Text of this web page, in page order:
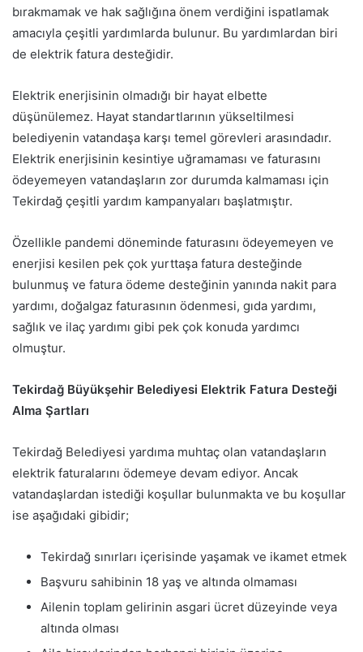
bırakmamak ve hak sağlığına önem verdiğini ispatlamak
amacıyla çeşitli yardımlarda bulunur. Bu yardımlardan biri
de elektrik fatura desteğidir.
Elektrik enerjisinin olmadığı bir hayat elbette
düşünülemez. Hayat standartlarının yükseltilmesi
belediyenin vatandaşa karşı temel görevleri arasındadır.
Elektrik enerjisinin kesintiye uğramaması ve faturasını
ödeyemeyen vatandaşların zor durumda kalmaması için
Tekirdağ çeşitli yardım kampanyaları başlatmıştır.
Özellikle pandemi döneminde faturasını ödeyemeyen ve
enerjisi kesilen pek çok yurttaşa fatura desteğinde
bulunmuş ve fatura ödeme desteğinin yanında nakit para
yardımı, doğalgaz faturasının ödenmesi, gıda yardımı,
sağlık ve ilaç yardımı gibi pek çok konuda yardımcı
olmuştur.
Tekirdağ Büyükşehir Belediyesi Elektrik Fatura Desteği
Alma Şartları
Tekirdağ Belediyesi yardıma muhtaç olan vatandaşların
elektrik faturalarını ödemeye devam ediyor. Ancak
vatandaşlardan istediği koşullar bulunmakta ve bu koşullar
ise aşağıdaki gibidir;
Tekirdağ sınırları içerisinde yaşamak ve ikamet etmek
Başvuru sahibinin 18 yaş ve altında olmaması
Ailenin toplam gelirinin asgari ücret düzeyinde veya
altında olması